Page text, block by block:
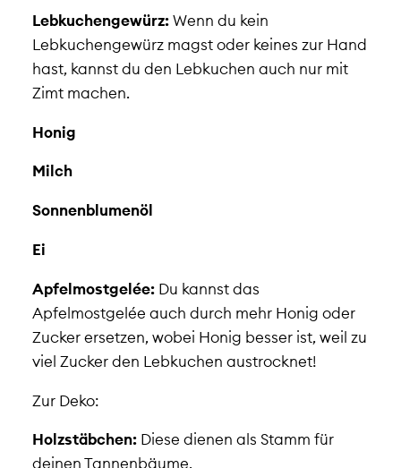
Lebkuchengewürz:Wenn du kein
Lebkuchengewürz magst oder keines zur Hand
hast, kannst du den Lebkuchen auch nur mit
Zimt machen.
Honig
Milch
Sonnenblumenöl
Ei
Apfelmostgelée:Du kannst das
Apfelmostgelée auch durch mehr Honig oder
Zucker ersetzen, wobei Honig besser ist, weil zu
viel Zucker den Lebkuchen austrocknet!
Zur Deko:
Holzstäbchen:Diese dienen als Stamm für
deinen Tannenbäume.